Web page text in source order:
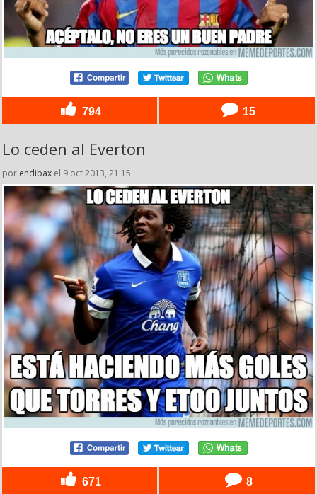
794 15
Lo ceden al Everton
por endibax el 9 oct 2013, 21:15
671 8